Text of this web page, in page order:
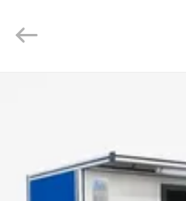
CIRCA
TECHNOLOGY